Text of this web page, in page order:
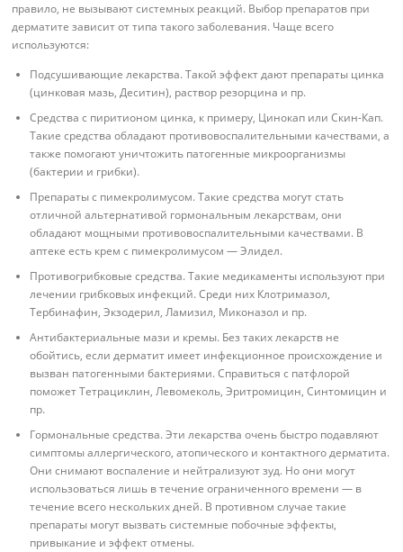
правило, не вызывают системных реакций. Выбор препаратов при
дерматите зависит от типа такого заболевания. Чаще всего
используются:
Подсушивающие лекарства. Такой эффект дают препараты цинка
(цинковая мазь, Деситин), раствор резорцина и пр.
Средства с пиритионом цинка, к примеру, Цинокап или Скин-Кап.
Такие средства обладают противовоспалительными качествами, а
также помогают уничтожить патогенные микроорганизмы
(бактерии и грибки).
Препараты с пимекролимусом. Такие средства могут стать
отличной альтернативой гормональным лекарствам, они
обладают мощными противовоспалительными качествами. В
аптеке есть крем с пимекролимусом — Элидел.
Противогрибковые средства. Такие медикаменты используют при
лечении грибковых инфекций. Среди них Клотримазол,
Тербинафин, Экзодерил, Ламизил, Миконазол и пр.
Антибактериальные мази и кремы. Без таких лекарств не
обойтись, если дерматит имеет инфекционное происхождение и
вызван патогенными бактериями. Справиться с патфлорой
поможет Тетрациклин, Левомеколь, Эритромицин, Синтомицин и
пр.
Гормональные средства. Эти лекарства очень быстро подавляют
симптомы аллергического, атопического и контактного дерматита.
Они снимают воспаление и нейтрализуют зуд. Но они могут
использоваться лишь в течение ограниченного времени — в
течение всего нескольких дней. В противном случае такие
препараты могут вызвать системные побочные эффекты,
привыкание и эффект отмены.